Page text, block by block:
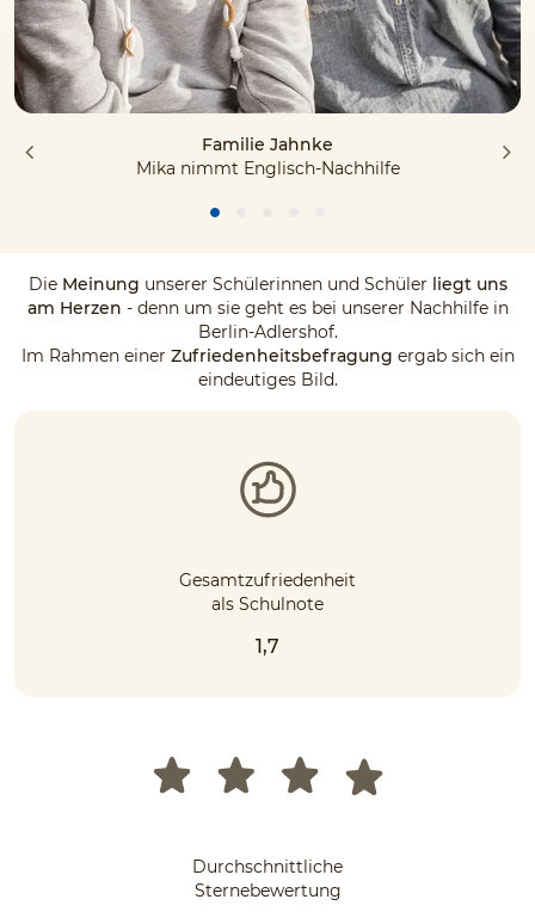
Familie Jahnke
Mika nimmt Englisch-Nachhilfe
Die Meinung unserer Schülerinnen und Schüler liegt uns
am Herzen - denn um sie geht es bei unserer Nachhilfe in
Berlin-Adlershof.
Im Rahmen einer Zufriedenheitsbefragung ergab sich ein
eindeutiges Bild.
Gesamtzufriedenheit
als Schulnote
1,7
Durchschnittliche
Sternebewertung